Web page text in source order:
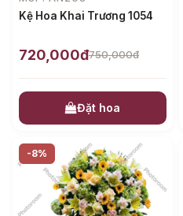
Kệ Hoa Khai Trương 1054
720,000đ750,000đ
Đặt hoa
-8%